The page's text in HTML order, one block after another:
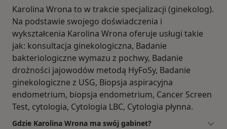
Karolina Wrona to w trakcie specjalizacji (ginekolog).
Na podstawie swojego doświadczenia i
wykształcenia Karolina Wrona oferuje usługi takie
jak: konsultacja ginekologiczna, Badanie
bakteriologiczne wymazu z pochwy, Badanie
drożności jajowodów metodą HyFoSy, Badanie
ginekologiczne z USG, Biopsja aspiracyjna
endometrium, biopsja endometrium, Cancer Screen
Test, cytologia, Cytologia LBC, Cytologia płynna.
Gdzie Karolina Wrona ma swój gabinet?